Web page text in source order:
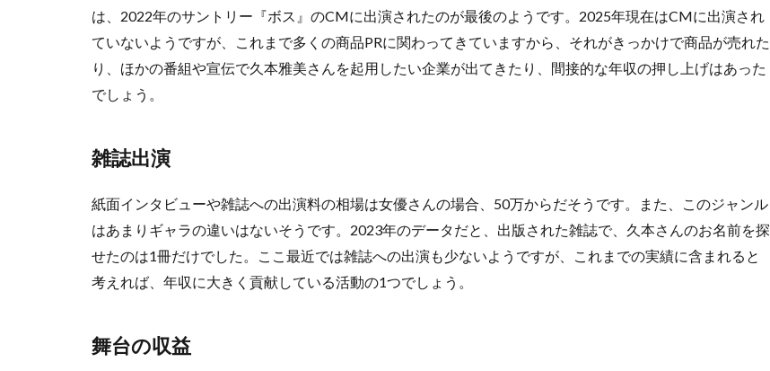
は、2022年のサントリー『ボス』のCMに出演されたのが最後のようです。2025年現在はCMに出演され
ていないようですが、これまで多くの商品PRに関わってきていますから、それがきっかけで商品が売れた
り、ほかの番組や宣伝で久本雅美さんを起用したい企業が出てきたり、間接的な年収の押し上げはあった
でしょう。
雑誌出演
紙面インタビューや雑誌への出演料の相場は女優さんの場合、50万からだそうです。また、このジャンル
はあまりギャラの違いはないそうです。2023年のデータだと、出版された雑誌で、久本さんのお名前を探
せたのは1冊だけでした。ここ最近では雑誌への出演も少ないようですが、これまでの実績に含まれると
考えれば、年収に大きく貢献している活動の1つでしょう。
舞台の収益